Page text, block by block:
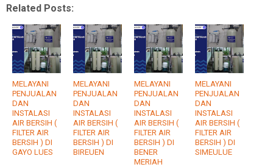
Related Posts:
MELAYANI
PENJUALAN
DAN
INSTALASI
AIR BERSIH (
FILTER AIR
BERSIH ) DI
GAYO LUES
MELAYANI
PENJUALAN
DAN
INSTALASI
AIR BERSIH (
FILTER AIR
BERSIH ) DI
BIREUEN
MELAYANI
PENJUALAN
DAN
INSTALASI
AIR BERSIH (
FILTER AIR
BERSIH ) DI
BENER
MERIAH
MELAYANI
PENJUALAN
DAN
INSTALASI
AIR BERSIH (
FILTER AIR
BERSIH ) DI
SIMEULUE